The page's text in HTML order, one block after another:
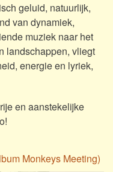
geluid, natuurlijk,
van dynamiek,
muziek naar het
landschappen, vliegt
energie en lyriek,
en aanstekelijke
Monkeys Meeting)